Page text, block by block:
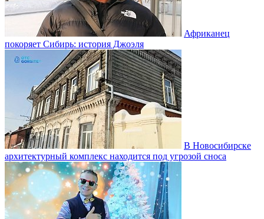
Африканец
покоряет Сибирь: история Джоэля
В Новосибирске
архитектурный комплекс находится под угрозой сноса